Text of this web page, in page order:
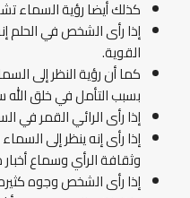
كذلك أيضا رؤية السماء
إذا رأى الشخص في الحلم
القوية.
كما أن رؤية النظر إلى
بسبب التأمل في خلق الله
إذا رأى الرائي القمر في
إذا رأى إنه ينظر إلى
وثقافة الرأي وسماع
إذا رأى الشخص وجوه